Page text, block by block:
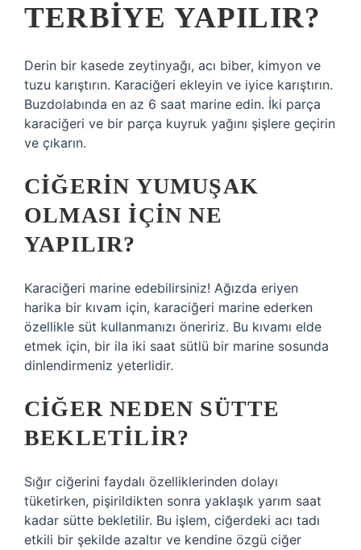
TERBIYE YAPILIR?
Derin bir kasede zeytinyağı, acı biber, kimyon ve
tuzu karıştırın. Karaciğeri ekleyin ve iyice karıştırın.
Buzdolabında en az 6 saat marine edin. İki parça
karaciğeri ve bir parça kuyruk yağını şişlere geçirin
ve çıkarın.
CIĞERIN YUMUŞAK
OLMASI IÇIN NE
YAPILIR?
Karaciğeri marine edebilirsiniz! Ağızda eriyen
harika bir kıvam için, karaciğeri marine ederken
özellikle süt kullanmanızı öneririz. Bu kıvamı elde
etmek için, bir ila iki saat sütlü bir marine sosunda
dinlendirmeniz yeterlidir.
CIĞER NEDEN SÜTTE
BEKLETILIR?
Sığır ciğerini faydalı özelliklerinden dolayı
tüketirken, pişirildikten sonra yaklaşık yarım saat
kadar sütte bekletilir. Bu işlem, ciğerdeki acı tadı
etkili bir şekilde azaltır ve kendine özgü ciğer